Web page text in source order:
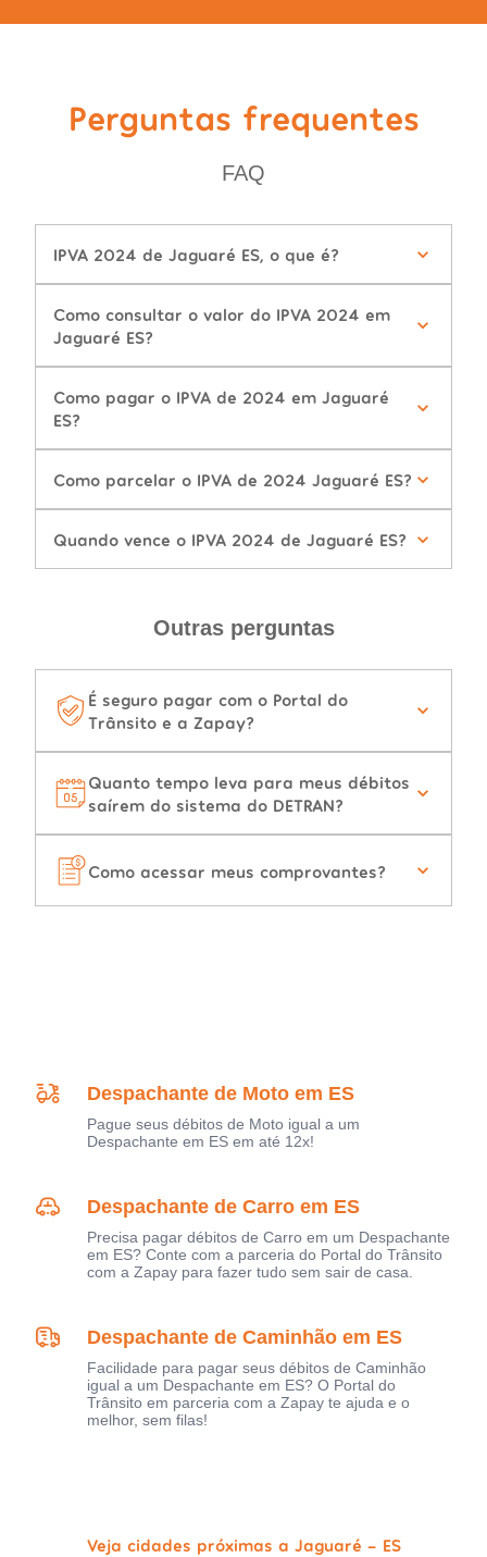
Perguntas frequentes
FAQ
IPVA 2024 de Jaguaré ES, o que é?
Como consultar o valor do IPVA 2024 em
Jaguaré ES?
Como pagar o IPVA de 2024 em Jaguaré
ES?
Como parcelar o IPVA de 2024 Jaguaré ES?
Quando vence o IPVA 2024 de Jaguaré ES?
Outras perguntas
É seguro pagar com o Portal do
Trânsito e a Zapay?
Quanto tempo leva para meus débitos
saírem do sistema do DETRAN?
Como acessar meus comprovantes?
Despachante de Moto em ES
Pague seus débitos de Moto igual a um
Despachante em ES em até 12x!
Despachante de Carro em ES
Precisa pagar débitos de Carro em um Despachante
em ES? Conte com a parceria do Portal do Trânsito
com a Zapay para fazer tudo sem sair de casa.
Despachante de Caminhão em ES
Facilidade para pagar seus débitos de Caminhão
igual a um Despachante em ES? O Portal do
Trânsito em parceria com a Zapay te ajuda e o
melhor, sem filas!
Veja cidades próximas a Jaguaré - ES